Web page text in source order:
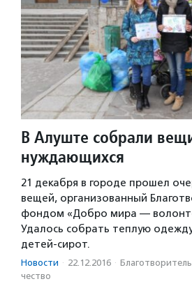
В Алуште собрали
нуждающихся
21 декабря в городе прошел
вещей, организованный
фондом «Добро мира —
Удалось собрать теплую
детей-сирот.
Новости · 22.12.2016 ·
чест­во